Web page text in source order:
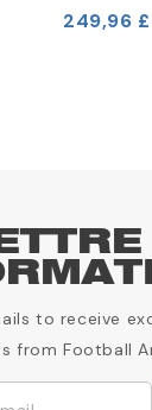
249,96 £
to receive
from Football